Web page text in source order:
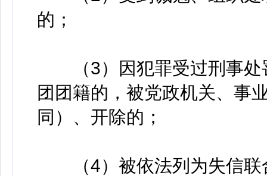
的；
（3）因犯罪受过刑事处
团团籍的，被党政机关、事
同）、开除的；
（4）被依法列为失信联